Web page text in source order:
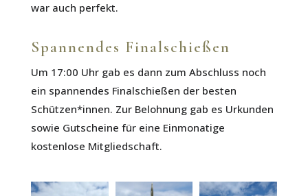
war auch perfekt.
Spannendes Finalschießen
Um 17:00 Uhr gab es dann zum Abschluss noch
ein spannendes Finalschießen der besten
Schützen*innen. Zur Belohnung gab es Urkunden
sowie Gutscheine für eine Einmonatige
kostenlose Mitgliedschaft.